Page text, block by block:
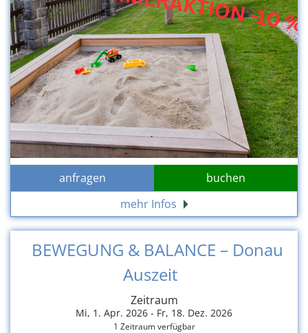
anfragen
buchen
mehr Infos
BEWEGUNG & BALANCE – Donau
Auszeit
Zeitraum
Mi, 1. Apr. 2026 - Fr, 18. Dez. 2026
1 Zeitraum verfügbar